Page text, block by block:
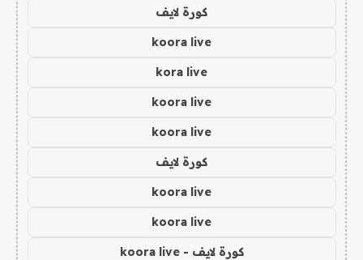
كورة لايف
koora live
kora live
koora live
koora live
كورة لايف
koora live
koora live
كورة لايف - koora live